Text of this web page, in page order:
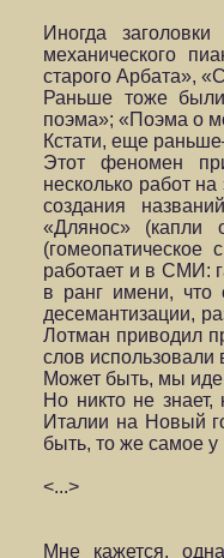
Иногда
механического
старого Арбата»,
Раньше тоже были
поэма»; «Поэма о
Кстати, еще
Этот феномен
несколько работ
создания
«Длянос» (капли
работает и в СМИ:
в ранг имени, что
десемантизации,
Лотман приводил
слов использовали
Может быть, мы
Но никто не
Италии на Новый
быть, то же самое
<...>
Мне кажется,